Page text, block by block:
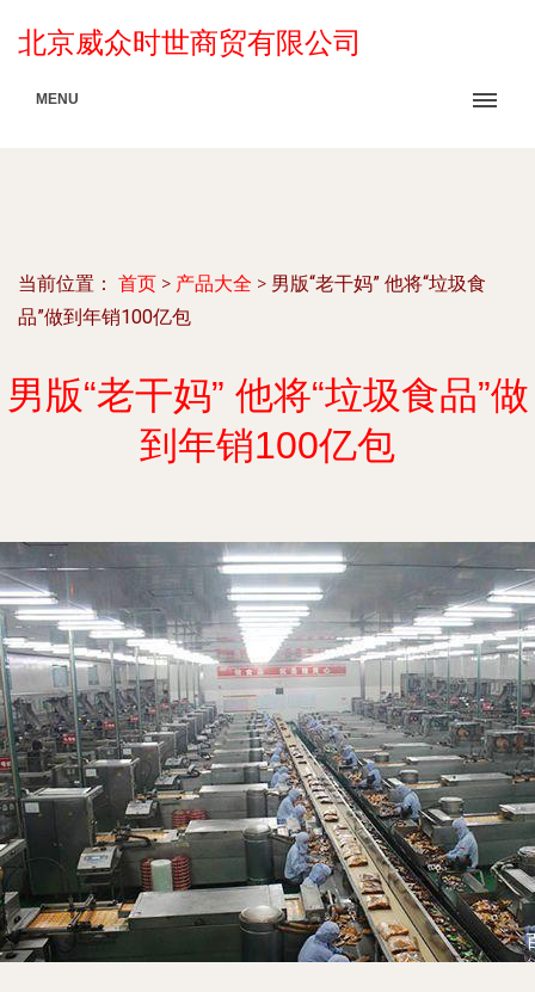
北京威众时世商贸有限公司
MENU
当前位置： 首页 > 产品大全 > 男版“老干妈” 他将“垃圾食
品”做到年销100亿包
男版“老干妈” 他将“垃圾食品”做
到年销100亿包